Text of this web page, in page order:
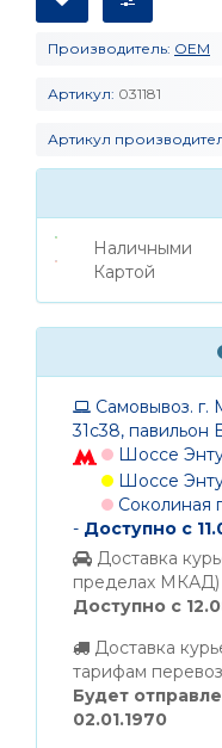
Производитель: OEM
Артикул: 031181
Артикул
Наличными
Картой
Самовывоз. г.
31с38, павильон
Шоссе
Шоссе
Соколиная
- Доступно с
Доставка
пределах МКАД)
Доступно с
Доставка
тарифам
Будет
02.01.1970